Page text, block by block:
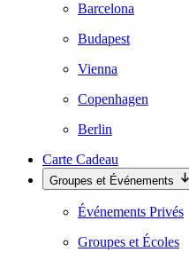
Barcelona
Budapest
Vienna
Copenhagen
Berlin
Carte Cadeau
Groupes et Événements
Événements Privés
Groupes et Écoles